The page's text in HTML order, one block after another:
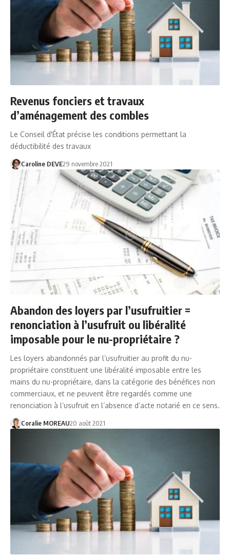
Revenus fonciers et travaux
d’aménagement des combles
Le Conseil d'État précise les conditions permettant la
déductibilité des travaux
Caroline DEVE29 novembre 2021
Abandon des loyers par l’usufruitier =
renonciation à l’usufruit ou libéralité
imposable pour le nu-propriétaire ?
Les loyers abandonnés par l’usufruitier au profit du nu-
propriétaire constituent une libéralité imposable entre les
mains du nu-propriétaire, dans la catégorie des bénéfices non
commerciaux, et ne peuvent être regardés comme une
renonciation à l’usufruit en l’absence d’acte notarié en ce sens.
Coralie MOREAU20 août 2021